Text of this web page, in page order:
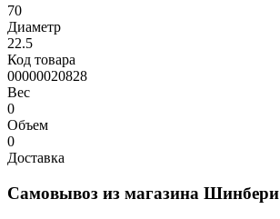
70
Диаметр
22.5
Код товара
00000020828
Вес
0
Объем
0
Доставка
Самовывоз из магазина Шинбери